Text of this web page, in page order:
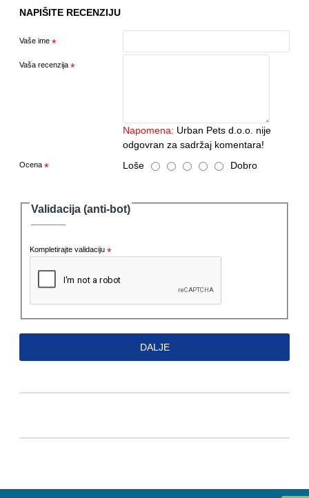
NAPIŠITE RECENZIJU
Vaše ime
Vaša recenzija
Napomena: Urban Pets d.o.o. nije
odgovran za sadržaj komentara!
Ocena Loše Dobro
Validacija (anti-bot)
Kompletirajte validaciju
DALJE